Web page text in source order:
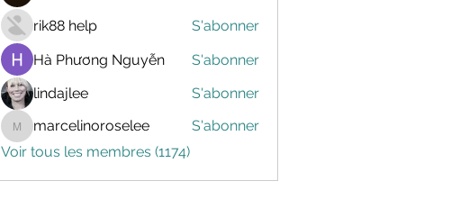
rik88 help
S'abonner
Hà Phương Nguyễn
S'abonner
lindajlee
S'abonner
marcelinoroselee
marcelinoroselee
S'abonner
Voir tous les membres (1174)